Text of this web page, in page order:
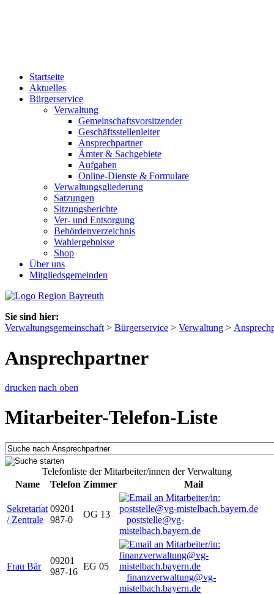
Startseite
Aktuelles
Bürgerservice
Verwaltung
Gemeinschaftsvorsitzender
Geschäftsstellenleiter
Ansprechpartner
Ämter & Sachgebiete
Aufgaben
Online-Dienste & Formulare
Verwaltungsgliederung
Satzungen
Sitzungsberichte
Ver- und Entsorgung
Behördenverzeichnis
Wahlergebnisse
Shop
Über uns
Mitgliedsgemeinden
Sie sind hier:
Verwaltungsgemeinschaft > Bürgerservice > Verwaltung >
Ansprechpartner
drucken nach oben
Mitarbeiter-Telefon-Liste
Telefonliste der Mitarbeiter/innen der Verwaltung
Name
Telefon Zimmer Mail
Sekretariat
/ Zentrale
09201
987-0
OG 13
poststelle@vg-
mistelbach.bayern.de
Frau Bär
09201
987-16
EG 05
finanzverwaltung@vg-
mistelbach.bayern.de